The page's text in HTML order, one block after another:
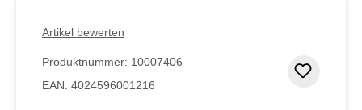
Artikel bewerten
Produktnummer: 10007406
EAN: 4024596001216